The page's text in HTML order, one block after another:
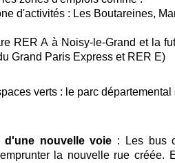
d'activités : Les Boutareines,
RER A à Noisy-le-Grand et la
Grand Paris Express et RER E)
verts : le parc départemental
d'une nouvelle voie : Les bus
la nouvelle rue créée.